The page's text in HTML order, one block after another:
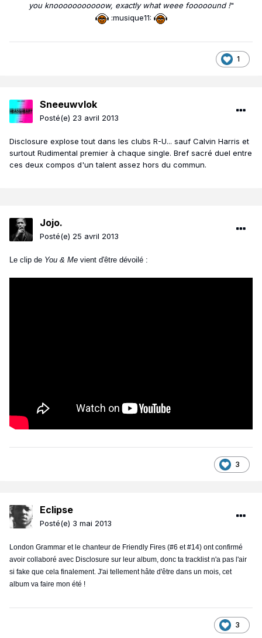
you knooooooooooow, exactly what weee fooooound !"
:musique11:
1
Sneeuwvlok
Posté(e) 23 avril 2013
Disclosure explose tout dans les clubs R-U... sauf Calvin Harris et
surtout Rudimental premier à chaque single. Bref sacré duel entre
ces deux compos d'un talent assez hors du commun.
Jojo.
Posté(e) 25 avril 2013
Le clip de You & Me vient d'être dévoilé :
3
Eclipse
Posté(e) 3 mai 2013
London Grammar et le chanteur de Friendly Fires (#6 et #14) ont confirmé
avoir collaboré avec Disclosure sur leur album, donc ta tracklist n'a pas l'air
si fake que cela finalement. J'ai tellement hâte d'être dans un mois, cet
album va faire mon été !
3